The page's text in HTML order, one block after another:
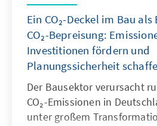
Ein CO₂-Deckel im Bau
CO₂-Bepreisung:
Investitionen fördern und
Planungssicherheit
Der Bausektor verursacht
CO₂-Emissionen in
unter großem